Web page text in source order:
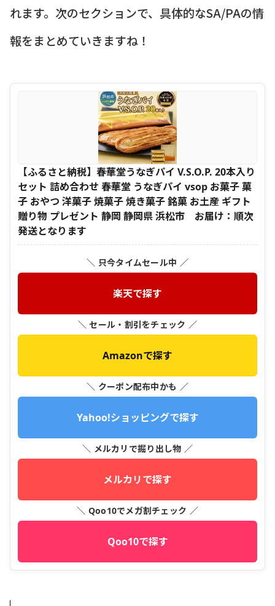
れます。次のセクションで、具体的なSA/PAの情
報をまとめていきますね！
【ふるさと納税】春華堂うなぎパイ V.S.O.P. 20本入り
セット 詰め合わせ 春華堂 うなぎパイ vsop お菓子 菓
子 おやつ 洋菓子 焼菓子 焼き菓子 銘菓 お土産 ギフト
贈り物 プレゼント 静岡 静岡県 浜松市 お届け：順次
発送となります
＼ 只今タイムセール中 ／
楽天で探す
＼ セール・割引をチェック ／
Amazonで探す
＼ クーポン配布中かも ／
Yahoo!ショッピングで探す
＼ メルカリで掘り出し物 ／
メルカリで探す
＼ Qoo10でメガ割チェック ／
Qoo10で探す